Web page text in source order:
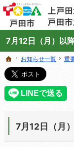
7月12日（月）以
学びと交流のプラットフォーム
上戸田地域交流センターや戸田
ホーム
お知らせ一覧 重
7月12日（月
ホーム
お知らせ一覧 重